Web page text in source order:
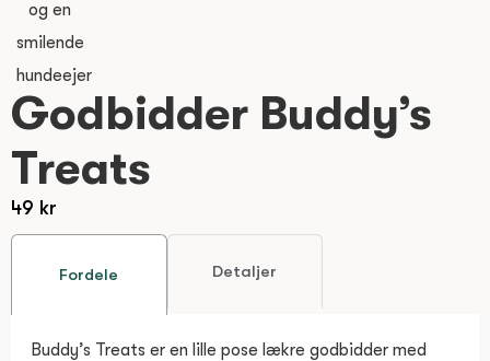
Godbidder Buddy’s
Treats
49 kr
Fordele Detaljer
Buddy’s Treats er en lille pose lækre godbidder med